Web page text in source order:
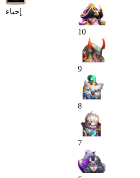
إحياء
10
9
8
7